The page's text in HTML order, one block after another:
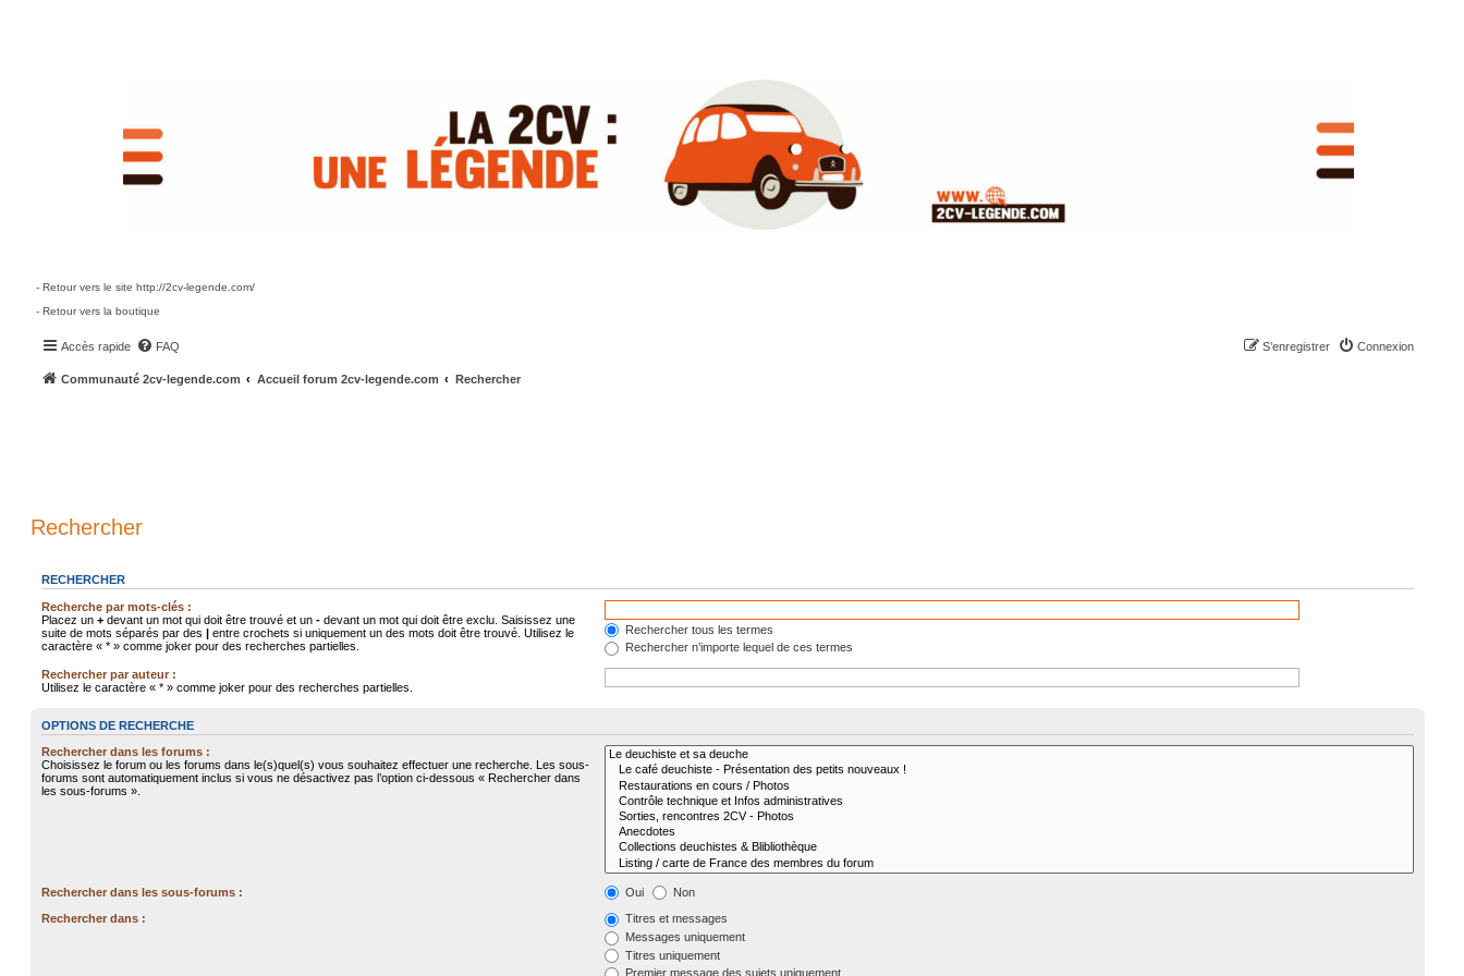
- Retour vers le site http://2cv-legende.com/
- Retour vers la boutique
Accès rapide FAQ Connexion
S’enregistrer
Communauté 2cv-legende.com Accueil forum 2cv-legende.com Rechercher
Rechercher
RECHERCHER
Recherche par mots-clés :
Placez un +devant un mot qui doit être trouvé et un -devant un mot qui doit être exclu. Saisissez une
suite de mots séparés par des |entre crochets si uniquement un des mots doit être trouvé. Utilisez le
caractère « * » comme joker pour des recherches partielles.
Rechercher tous les termes
Rechercher n’importe lequel de ces termes
Rechercher par auteur :
Utilisez le caractère « * » comme joker pour des recherches partielles.
OPTIONS DE RECHERCHE
Rechercher dans les forums :
Choisissez le forum ou les forums dans le(s)quel(s) vous souhaitez effectuer une recherche. Les sous-
forums sont automatiquement inclus si vous ne désactivez pas l’option ci-dessous « Rechercher dans
les sous-forums ».
Rechercher dans les sous-forums : Oui Non
Rechercher dans :
Titres et messages
Messages uniquement
Titres uniquement
Premier message des sujets uniquement